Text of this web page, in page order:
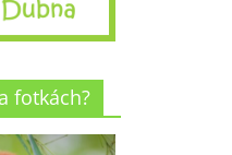
fotkách?